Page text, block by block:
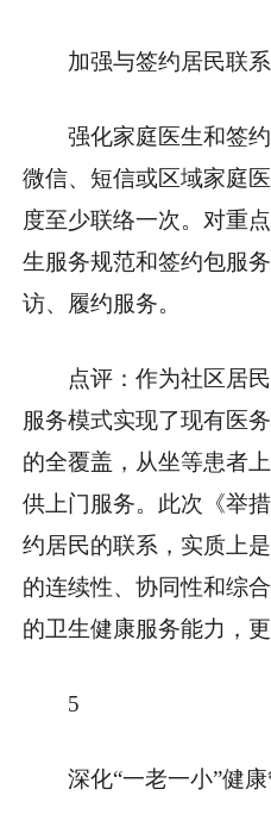
加强与签约居民联系
强化家庭医生和签
微信、短信或区域家庭
度至少联络一次。对重
生服务规范和签约包服
访、履约服务。
点评：作为社区居
服务模式实现了现有医
的全覆盖，从坐等患者
供上门服务。此次《举
约居民的联系，实质上
的连续性、协同性和综
的卫生健康服务能力，
5
深化“一老一小”健